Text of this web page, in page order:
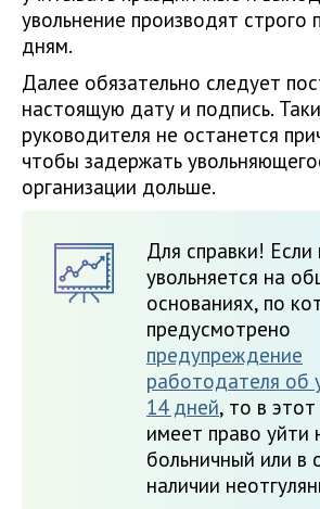
увольнение производят строго
дням.
Далее обязательно следует
настоящую дату и подпись.
руководителя не останется
чтобы задержать
организации дольше.
Для справки! Если
увольняется на
основаниях, по
предусмотрено
предупреждение
работодателя об
14 дней, то в
имеет право уйти
больничный или в
наличии